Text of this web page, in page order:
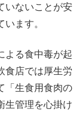
いないことが安
ます。
よる食中毒が起
食店では厚生労
「生食用食肉の
生管理を心掛け